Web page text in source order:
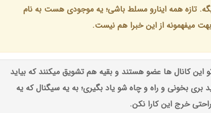
تازه همه اینارو مسلط باشی؛ یه موجودی هست به نام
میفهمونه از این خبرا هم نیست.
کانال ها عضو هستند و بقیه هم تشویق میکنند که بیاید
بری بخونی و راه و چاه شو یاد بگیری؛ به یه سیگنال که یه
خرج این کارا نکن.